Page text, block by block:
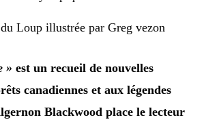
Loup illustrée par Greg vezon
» est un recueil de nouvelles
canadiennes et aux légendes
Blackwood place le lecteur